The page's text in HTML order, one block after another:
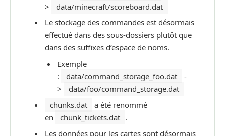
>
data/minecraft/scoreboard.dat
Le stockage des commandes est désormais
effectué dans des sous-dossiers plutôt que
dans des suffixes d’espace de noms.
Exemple
:
data/command_storage_foo.dat
-
>
data/foo/command_storage.dat
chunks.dat
a été renommé
en
chunk_tickets.dat .
Les données pour les cartes sont désormais